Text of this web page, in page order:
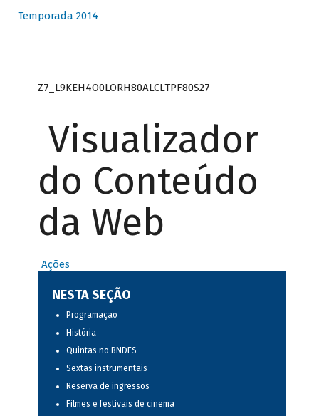
Temporada 2014
Z7_L9KEH4O0LORH80ALCLTPF80S27
Visualizador
do Conteúdo
da Web
Ações
NESTA SEÇÃO
Programação
História
Quintas no BNDES
Sextas instrumentais
Reserva de ingressos
Filmes e festivais de cinema